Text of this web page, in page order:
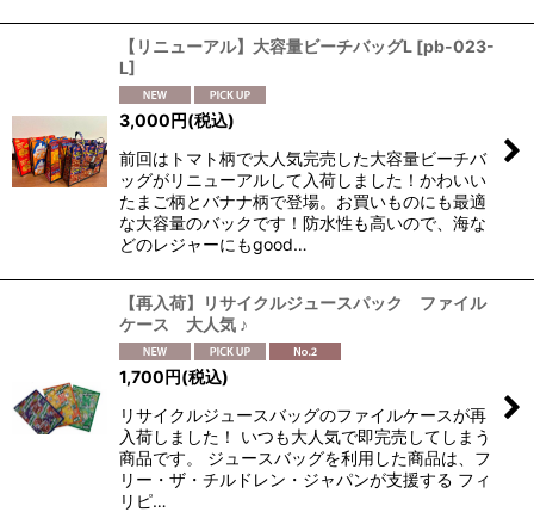
【リニューアル】大容量ビーチバッグL [pb-023-
L]
3,000円(税込)
前回はトマト柄で大人気完売した大容量ビーチバ
ッグがリニューアルして入荷しました！かわいい
たまご柄とバナナ柄で登場。お買いものにも最適
な大容量のバックです！防水性も高いので、海な
どのレジャーにもgood…
【再入荷】リサイクルジュースパック ファイル
ケース 大人気 ♪
1,700円(税込)
リサイクルジュースバッグのファイルケースが再
入荷しました！ いつも大人気で即完売してしまう
商品です。 ジュースバッグを利用した商品は、フ
リー・ザ・チルドレン・ジャパンが支援する フィ
リピ…